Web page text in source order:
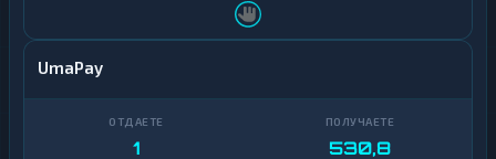
UmaPay
1 530,8